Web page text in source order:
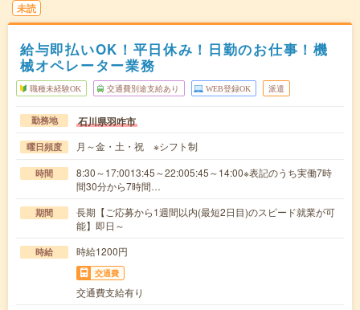
未読
給与即払いOK！平日休み！日勤のお仕事！機
械オペレーター業務
職種未経験OK 交通費別途支給あり WEB登録OK 派遣
勤務地 石川県羽咋市
曜日頻度 月～金・土・祝 ※シフト制
時間
8:30～17:0013:45～22:005:45～14:00※表記のうち実働7時
間30分から7時間…
期間
長期【ご応募から1週間以内(最短2日目)のスピード就業が可
能】即日～
時給 時給1200円
交通費
交通費支給有り